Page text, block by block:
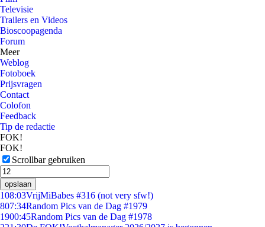
Televisie
Trailers en Videos
Bioscoopagenda
Forum
Meer
Weblog
Fotoboek
Prijsvragen
Contact
Colofon
Feedback
Tip de redactie
FOK!
FOK!
Scrollbar gebruiken
opslaan
108:03VrijMiBabes #316 (not very sfw!)
807:34Random Pics van de Dag #1979
1900:45Random Pics van de Dag #1978